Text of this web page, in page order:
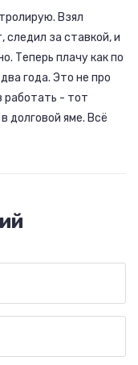
Взял
за ставкой, и
Теперь плачу как по
года. Это не про
работать - тот
долговой яме. Всё